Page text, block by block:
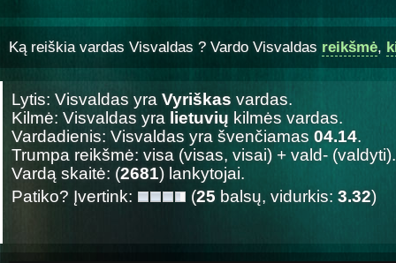
Ką reiškia vardas Visvaldas ? Vardo Visvaldas reikšmė,
Lytis: Visvaldas yra Vyriškas vardas.
Kilmė: Visvaldas yra lietuvių kilmės vardas.
Vardadienis: Visvaldas yra švenčiamas 04.14.
Trumpa reikšmė: visa (visas, visai) + vald- (valdyti).
Vardą skaitė: (2681) lankytojai.
Patiko? Įvertink:
(25 balsų, vidurkis: 3.32)